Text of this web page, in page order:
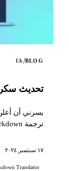
BLOG
/
IA
تحديث
١٧ سبتمبر ٢٠٢٤
Translator